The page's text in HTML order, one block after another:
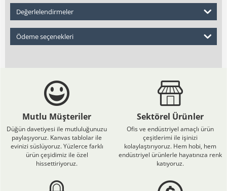
Değerlelendirmeler
Ödeme seçenekleri
Mutlu Müşteriler
Düğün davetiyesi ile mutluluğunuzu
paylaşıyoruz. Kanvas tablolar ile
evinizi süslüyoruz. Yüzlerce farklı
ürün çeşidimiz ile özel
hissettiriyoruz.
Sektörel Ürünler
Ofis ve endüstriyel amaçlı ürün
çeşitlerimi ile işinizi
kolaylaştırıyoruz. Hem hobi, hem
endüstriyel ürünlerle hayatınıza renk
katıyoruz.